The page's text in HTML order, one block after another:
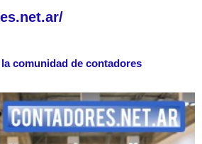
comunidad de contadores